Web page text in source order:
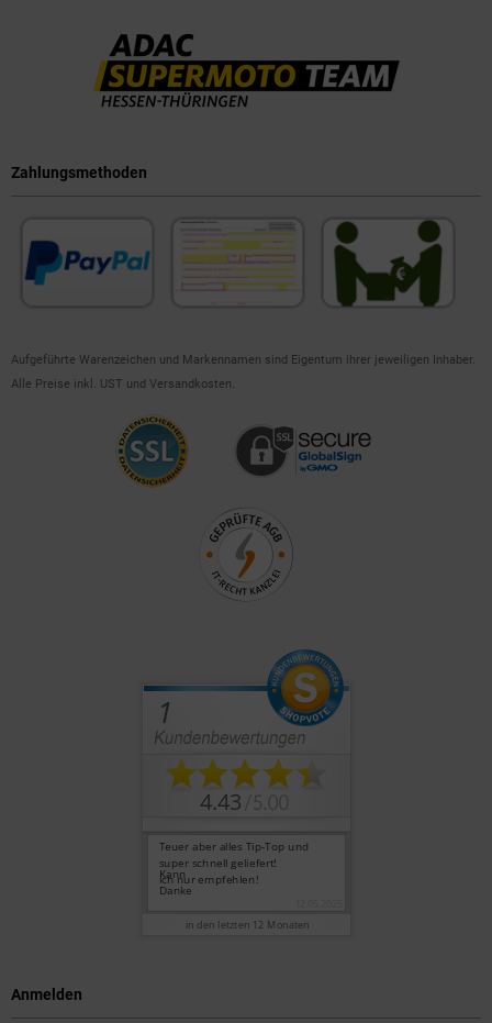
Zahlungsmethoden
Aufgeführte Warenzeichen und Markennamen sind Eigentum ihrer jeweiligen Inhaber.
Alle Preise inkl. UST und Versandkosten.
Anmelden